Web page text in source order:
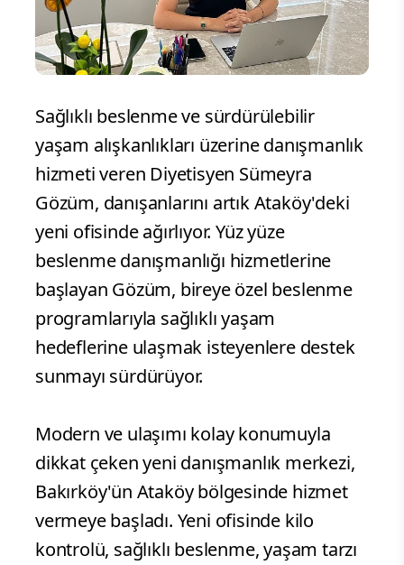
Sağlıklı beslenme ve sürdürülebilir
yaşam alışkanlıkları üzerine danışmanlık
hizmeti veren Diyetisyen Sümeyra
Gözüm, danışanlarını artık Ataköy'deki
yeni ofisinde ağırlıyor. Yüz yüze
beslenme danışmanlığı hizmetlerine
başlayan Gözüm, bireye özel beslenme
programlarıyla sağlıklı yaşam
hedeflerine ulaşmak isteyenlere destek
sunmayı sürdürüyor.
Modern ve ulaşımı kolay konumuyla
dikkat çeken yeni danışmanlık merkezi,
Bakırköy'ün Ataköy bölgesinde hizmet
vermeye başladı. Yeni ofisinde kilo
kontrolü, sağlıklı beslenme, yaşam tarzı